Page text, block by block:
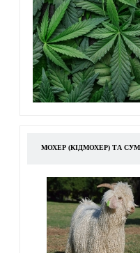
МОХЕР (КІДМОХЕР) ТА